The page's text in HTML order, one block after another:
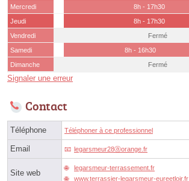
Mercredi
8h - 17h30
Jeudi
8h - 17h30
Vendredi
Fermé
Samedi
8h - 16h30
Dimanche
Fermé
Signaler une erreur
Contact
Téléphone Téléphoner à ce professionnel
Email legarsmeur28ⓐorange.fr
Site web
legarsmeur-terrassement.fr
www.terrassier-legarsmeur-eureetloir.fr